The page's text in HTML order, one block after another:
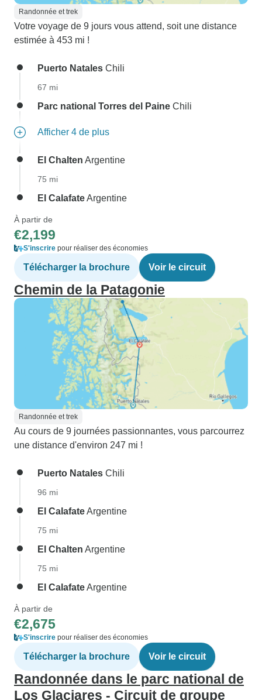
Randonnée et trek
Votre voyage de 9 jours vous attend, soit une distance
estimée à 453 mi !
Puerto Natales Chili
67 mi
Parc national Torres del Paine Chili
Afficher 4 de plus
El Chalten Argentine
75 mi
El CalafateArgentine
À partir de
€2,199
S'inscrire pour réaliser des économies
Télécharger la brochure Voir le circuit
Chemin de la Patagonie
Randonnée et trek
Au cours de 9 journées passionnantes, vous parcourrez
une distance d'environ 247 mi !
Puerto Natales Chili
96 mi
El CalafateArgentine
75 mi
El Chalten Argentine
75 mi
El CalafateArgentine
À partir de
€2,675
S'inscrire pour réaliser des économies
Télécharger la brochure Voir le circuit
Randonnée dans le parc national de
Los Glaciares - Circuit de groupe